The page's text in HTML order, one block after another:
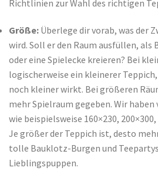
Richtlinien zur Wahl des richtigen
Größe: Überlege dir vorab, was der
wird. Soll er den Raum ausfüllen,
oder eine Spielecke kreieren? Bei
logischerweise ein kleinerer
noch kleiner wirkt. Bei größeren
mehr Spielraum gegeben. Wir
wie beispielsweise 160×230, 200×300,
Je größer der Teppich ist, desto
tolle Bauklotz-Burgen und
Lieblingspuppen.